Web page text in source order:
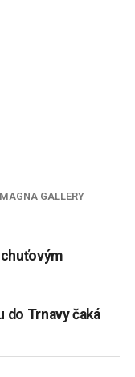
GALLERY
do Trnavy čaká